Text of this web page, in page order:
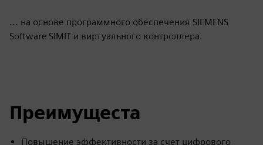
... на основе программного обеспечения SIEMENS
Software SIMIT и виртуального контроллера.
Преимущеста
Повышение эффективности за счет цифрового